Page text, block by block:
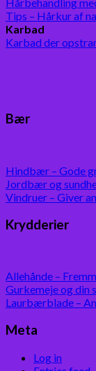
Hårbehandling
Tips – Hårkur af
Karbad
Karbad der
Bær
Hindbær – Gode
Jordbær og
Vindruer – Giver
Krydderier
Allehånde –
Gurkemeje og din
Laurbærblade –
Meta
Log in